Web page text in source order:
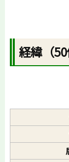
経緯（50